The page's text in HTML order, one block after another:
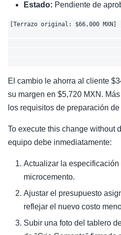
Estado: Pendiente de
[Terrazo original: $66,000
El cambio le ahorra al cliente
su margen en $5,720 MXN.
los requisitos de preparación
To execute this change without
equipo debe inmediatamente:
Actualizar la
microcemento.
Ajustar el presupuesto
reflejar el nuevo costo
Subir una foto del tablero